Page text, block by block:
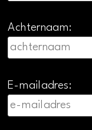
Achternaam:
E-mailadres: